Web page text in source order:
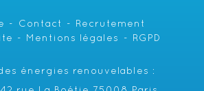
Contact
Recrutement
Mentions légales RGPD
énergies renouvelables :